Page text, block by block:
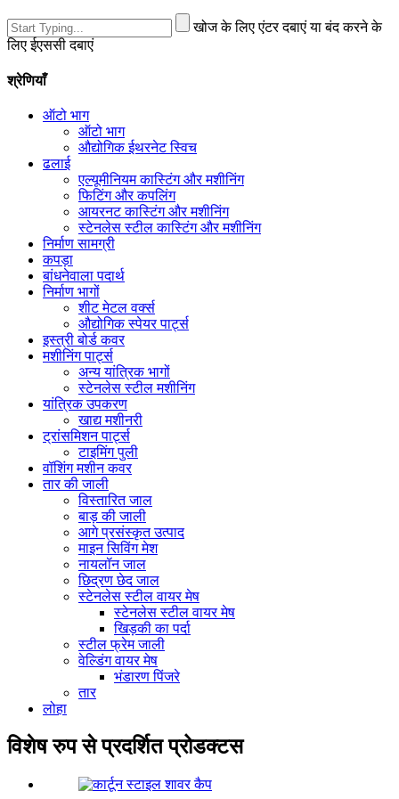
खोज के लिए एंटर दबाएं या बंद करने के
लिए ईएससी दबाएं
श्रेणियाँ
ऑटो भाग
ऑटो भाग
औद्योगिक ईथरनेट स्विच
ढलाई
एल्यूमीनियम कास्टिंग और मशीनिंग
फिटिंग और कपलिंग
आयरनट कास्टिंग और मशीनिंग
स्टेनलेस स्टील कास्टिंग और मशीनिंग
निर्माण सामग्री
कपड़ा
बांधनेवाला पदार्थ
निर्माण भागों
शीट मेटल वर्क्स
औद्योगिक स्पेयर पार्ट्स
इस्त्री बोर्ड कवर
मशीनिंग पार्ट्स
अन्य यांत्रिक भागों
स्टेनलेस स्टील मशीनिंग
यांत्रिक उपकरण
खाद्य मशीनरी
ट्रांसमिशन पार्ट्स
टाइमिंग पुली
वॉशिंग मशीन कवर
तार की जाली
विस्तारित जाल
बाड़ की जाली
आगे प्रसंस्कृत उत्पाद
माइन सिविंग मेश
नायलॉन जाल
छिद्रण छेद जाल
स्टेनलेस स्टील वायर मेष
स्टेनलेस स्टील वायर मेष
खिड़की का पर्दा
स्टील फ्रेम जाली
वेल्डिंग वायर मेष
भंडारण पिंजरे
तार
लोहा
विशेष रुप से प्रदर्शित प्रोडक्टस